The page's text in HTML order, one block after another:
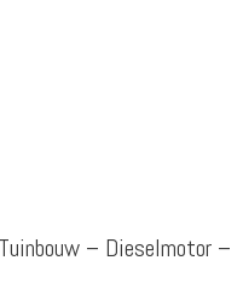
– Dieselmotor –